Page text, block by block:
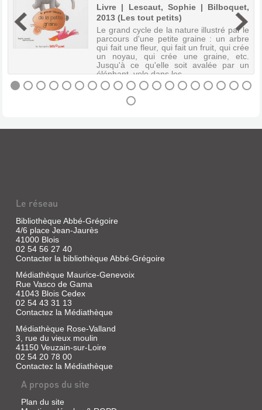
VEUT
PAS
ALLER
DE
LOISIRS
Nicolas,
ne
veut
pas
aller
en
centre
de
loisirs.
Ses
cinq
tontons
vont
alors
le
prendre
en
charge
et
lui
faire
leur
Livre | Lescaut, Sophie | Bilboquet,
2013 (Les tout petits)
Le grand cycle de la nature illustré par le
parcours d'une petite graine : un arbre
qui fait une fleur, qui fait un fruit, qui crée
un noyau, qui crée une graine, etc.
Jusqu'à ce qu'elle soit avalée par un
éléphant, vole dans les ...
Livre
Lescaut,
Sophie
|
Bilboquet,
(Les
tout
petits)
Le
cycle
de
la
nature
illustré
par
parcours
d'une
petite
Le réseau
Bibliothèque Abbé-Grégoire
4/6 place Jean-Jaurès
41000 Blois
02 54 56 27 40
Contacter la bibliothèque Abbé-Grégoire
Médiathèque Maurice-Genevoix
Rue Vasco de Gama
41043 Blois Cedex
02 54 43 31 13
Contactez la Médiathèque
Médiathèque Rose-Valland
3, rue du vieux moulin
41150 Veuzain-sur-Loire
02 54 20 78 00
Contactez la Médiathèque
A propos du site
Plan du site